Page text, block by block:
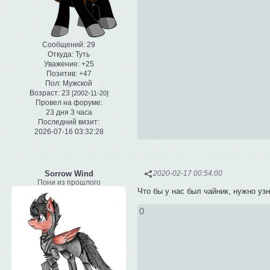
Сообщений: 29
Откуда: Туть
Уважение: +25
Позитив: +47
Пол: Мужской
Возраст:23 [2002-11-20]
Провел на форуме:
23 дня 3 часа
Последний визит:
2026-07-16 03:32:28
2020-02-17 00:54:00
Sorrow Wind
Пони из прошлого
Что бы у нас был чайник, нужно
0